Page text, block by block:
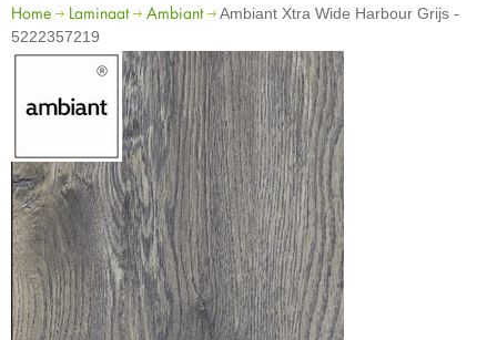
Home Laminaat Ambiant
Ambiant Xtra Wide Harbour Grijs -
5222357219